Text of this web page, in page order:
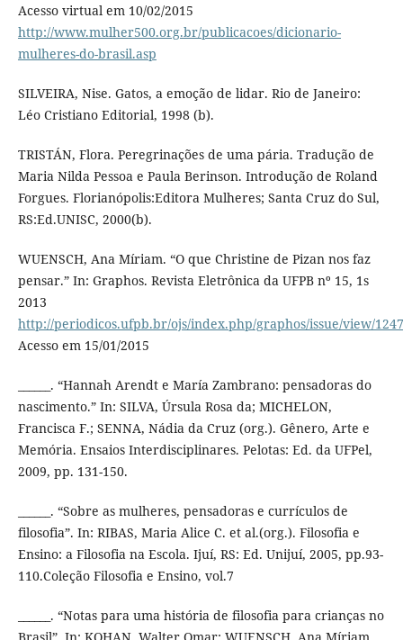
Acesso virtual em 10/02/2015
http://www.mulher500.org.br/publicacoes/dicionario-
mulheres-do-brasil.asp
SILVEIRA, Nise. Gatos, a emoção de lidar. Rio de Janeiro:
Léo Cristiano Editorial, 1998 (b).
TRISTÁN, Flora. Peregrinações de uma pária. Tradução de
Maria Nilda Pessoa e Paula Berinson. Introdução de Roland
Forgues. Florianópolis:Editora Mulheres; Santa Cruz do Sul,
RS:Ed.UNISC, 2000(b).
WUENSCH, Ana Míriam. “O que Christine de Pizan nos faz
pensar.” In: Graphos. Revista Eletrônica da UFPB nº 15, 1s
2013
http://periodicos.ufpb.br/ojs/index.php/graphos/issue/view/
Acesso em 15/01/2015
______. “Hannah Arendt e María Zambrano: pensadoras do
nascimento.” In: SILVA, Úrsula Rosa da; MICHELON,
Francisca F.; SENNA, Nádia da Cruz (org.). Gênero, Arte e
Memória. Ensaios Interdisciplinares. Pelotas: Ed. da UFPel,
2009, pp. 131-150.
______. “Sobre as mulheres, pensadoras e currículos de
filosofia”. In: RIBAS, Maria Alice C. et al.(org.). Filosofia e
Ensino: a Filosofia na Escola. Ijuí, RS: Ed. Unijuí, 2005, pp.93-
110.Coleção Filosofia e Ensino, vol.7
______. “Notas para uma história de filosofia para crianças no